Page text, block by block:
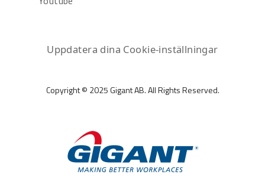
Uppdatera dina Cookie-inställningar
Copyright © 2025 Gigant AB. All Rights Reserved.